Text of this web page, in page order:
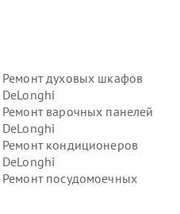
Ремонт духовых шкафов
DeLonghi
Ремонт варочных панелей
DeLonghi
Ремонт кондиционеров
DeLonghi
Ремонт посудомоечных